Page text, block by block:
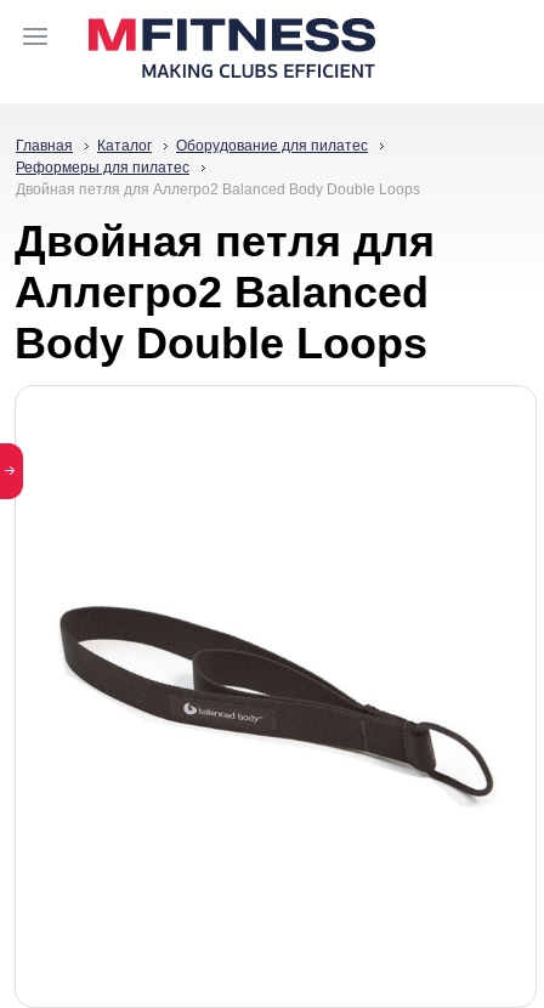
Главная Каталог
Оборудование для пилатес
Реформеры для пилатес
Двойная петля для Аллегро2 Balanced Body Double Loops
Двойная петля для
Аллегро2 Balanced
Body Double Loops